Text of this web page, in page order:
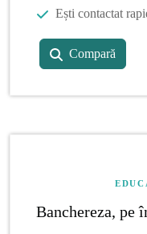
Ești contactat
Compară
Banchereza, pe